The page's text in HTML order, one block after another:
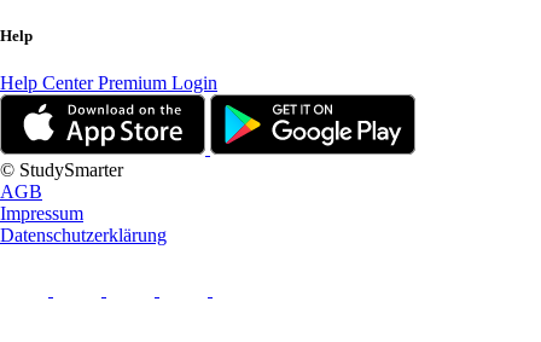
Help
Help CenterPremium Login
© StudySmarter
AGB
Impressum
Datenschutzerklärung